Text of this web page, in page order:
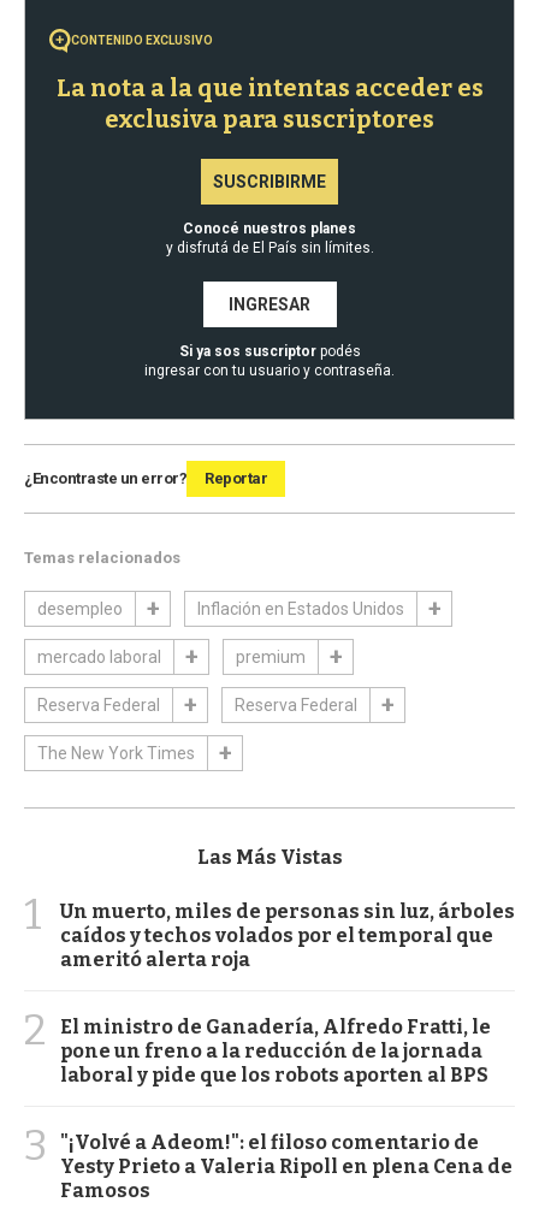
CONTENIDO EXCLUSIVO
La nota a la que intentas acceder es
exclusiva para suscriptores
SUSCRIBIRME
Conocé nuestros planes
y disfrutá de El País sin límites.
INGRESAR
Si ya sos suscriptorpodés
ingresar con tu usuario y contraseña.
¿Encontraste un error? Reportar
Temas relacionados
desempleo Inflación en Estados Unidos
mercado laboral premium
Reserva Federal Reserva Federal
The New York Times
Las Más Vistas
1
Un muerto, miles de personas sin luz, árboles
caídos y techos volados por el temporal que
ameritó alerta roja
2
El ministro de Ganadería, Alfredo Fratti, le
pone un freno a la reducción de la jornada
laboral y pide que los robots aporten al BPS
3
"¡Volvé a Adeom!": el filoso comentario de
Yesty Prieto a Valeria Ripoll en plena Cena de
Famosos